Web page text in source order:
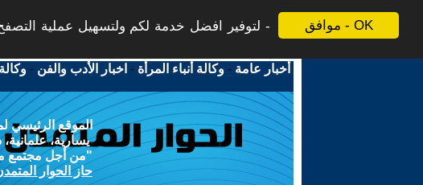
موافق - OK
لتوفير افضل خدمة لكم ولتسهيل عملية
أخبار عامة -وكالة أنباء المرأة - اخبار الأدب والفن -
الموقع الرئيسي
يسارية،
"من أجل مجتمع
حاز الحوار